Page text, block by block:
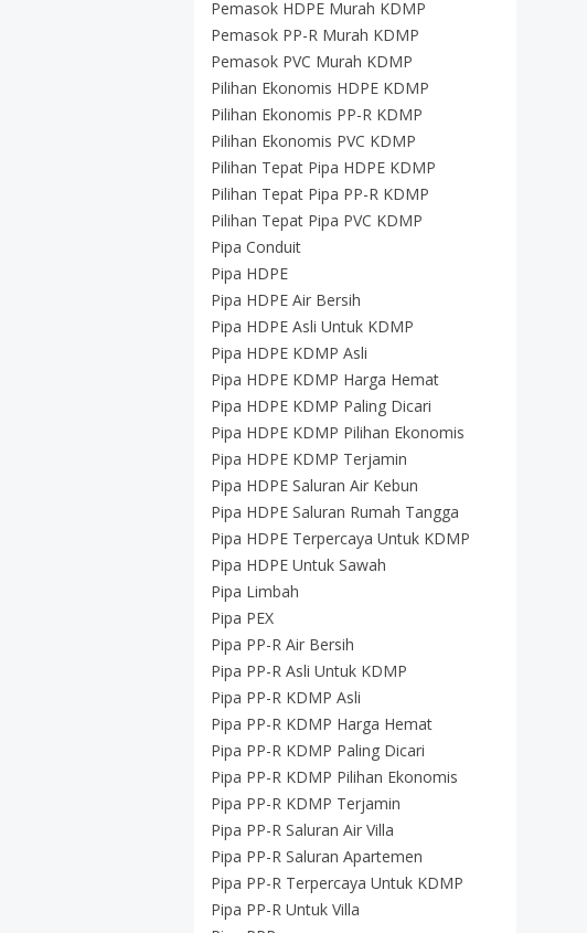
Pemasok HDPE Murah KDMP
Pemasok PP-R Murah KDMP
Pemasok PVC Murah KDMP
Pilihan Ekonomis HDPE KDMP
Pilihan Ekonomis PP-R KDMP
Pilihan Ekonomis PVC KDMP
Pilihan Tepat Pipa HDPE KDMP
Pilihan Tepat Pipa PP-R KDMP
Pilihan Tepat Pipa PVC KDMP
Pipa Conduit
Pipa HDPE
Pipa HDPE Air Bersih
Pipa HDPE Asli Untuk KDMP
Pipa HDPE KDMP Asli
Pipa HDPE KDMP Harga Hemat
Pipa HDPE KDMP Paling Dicari
Pipa HDPE KDMP Pilihan Ekonomis
Pipa HDPE KDMP Terjamin
Pipa HDPE Saluran Air Kebun
Pipa HDPE Saluran Rumah Tangga
Pipa HDPE Terpercaya Untuk KDMP
Pipa HDPE Untuk Sawah
Pipa Limbah
Pipa PEX
Pipa PP-R Air Bersih
Pipa PP-R Asli Untuk KDMP
Pipa PP-R KDMP Asli
Pipa PP-R KDMP Harga Hemat
Pipa PP-R KDMP Paling Dicari
Pipa PP-R KDMP Pilihan Ekonomis
Pipa PP-R KDMP Terjamin
Pipa PP-R Saluran Air Villa
Pipa PP-R Saluran Apartemen
Pipa PP-R Terpercaya Untuk KDMP
Pipa PP-R Untuk Villa